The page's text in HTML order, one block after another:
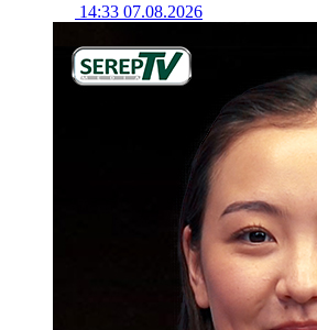
14:33 07.08.2026